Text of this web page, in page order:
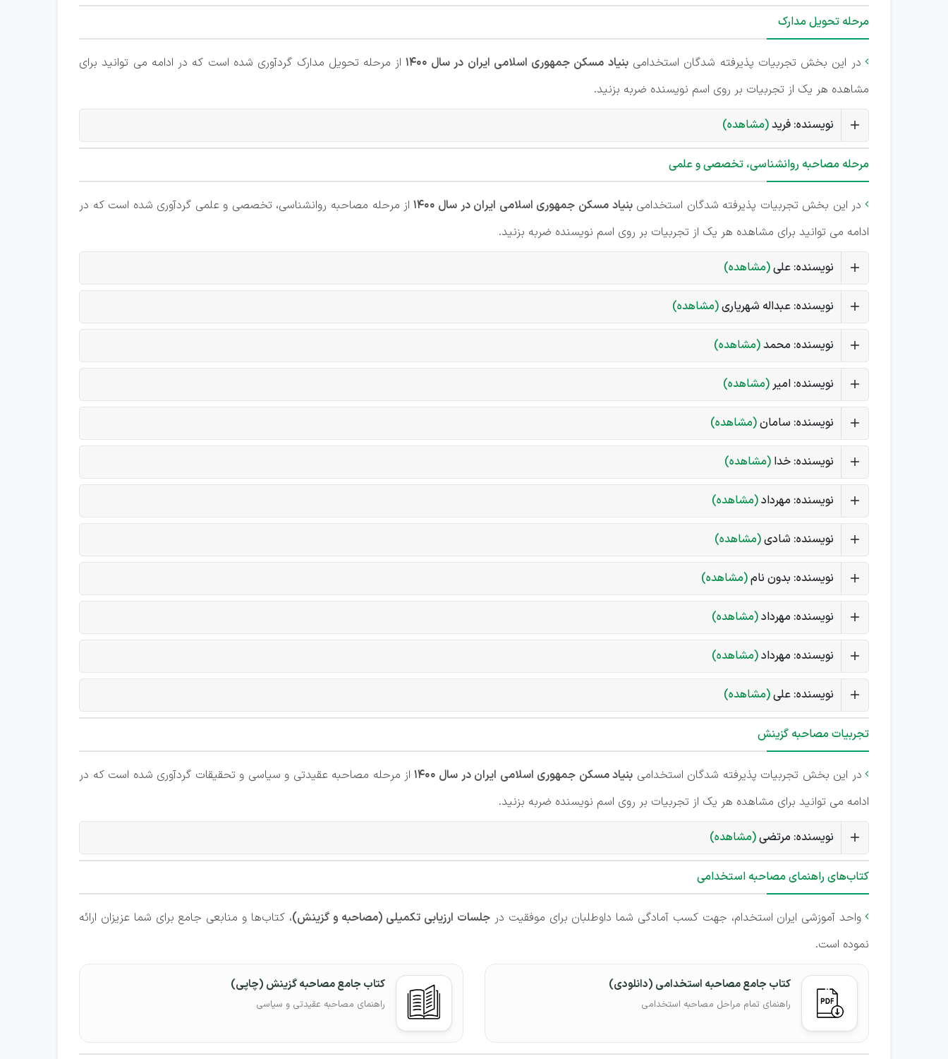
مرحله تحویل مدارک
 در این بخش تجربیات پذیرفته شدگان استخدامیبنیاد مسکن جمهوری اسلامی ایران در سال 1400
از مرحله تحویل مدارک گردآوری شده است که در ادامه می توانید برای
مشاهده هر یک از تجربیات بر روی اسم نویسنده ضربه بزنید.
نویسنده: فرید(مشاهده)
مرحله مصاحبه روانشناسی، تخصصی و علمی
 در این بخش تجربیات پذیرفته شدگان استخدامیبنیاد مسکن جمهوری اسلامی ایران در سال 1400
از مرحله مصاحبه روانشناسی، تخصصی و علمی گردآوری شده است که در
ادامه می توانید برای مشاهده هر یک از تجربیات بر روی اسم نویسنده ضربه بزنید.
نویسنده: علی(مشاهده)
نویسنده: عبداله شهریاری(مشاهده)
نویسنده: محمد(مشاهده)
نویسنده: امیر(مشاهده)
نویسنده: سامان(مشاهده)
نویسنده: خدا (مشاهده)
نویسنده: مهرداد(مشاهده)
نویسنده: شادی(مشاهده)
نویسنده: بدون نام(مشاهده)
نویسنده: مهرداد(مشاهده)
نویسنده: مهرداد(مشاهده)
نویسنده: علی(مشاهده)
تجربیات مصاحبه گزینش
 در این بخش تجربیات پذیرفته شدگان استخدامی بنیاد مسکن جمهوری اسلامی ایران در سال 1400
از مرحله مصاحبه عقیدتی و سیاسی و تحقیقات گردآوری شده است که در
ادامه می توانید برای مشاهده هر یک از تجربیات بر روی اسم نویسنده ضربه بزنید.
نویسنده: مرتضی(مشاهده)
کتاب‌های راهنمای مصاحبه استخدامی
 واحد آموزشی ایران استخدام، جهت کسب آمادگی شما داوطلبان برای موفقیت در جلسات ارزیابی تکمیلی (مصاحبه و گزینش)، کتاب‌ها و منابعی جامع برای شما عزیزان ارائه
نموده است.
کتاب جامع مصاحبه استخدامی (دانلودی)
راهنمای تمام مراحل مصاحبه استخدامی
کتاب جامع مصاحبه گزینش (چاپی)
راهنمای مصاحبه عقیدتی و سیاسی